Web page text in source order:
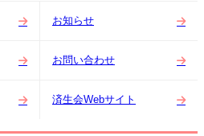
お知らせ
お問い合わせ
済生会Webサイト